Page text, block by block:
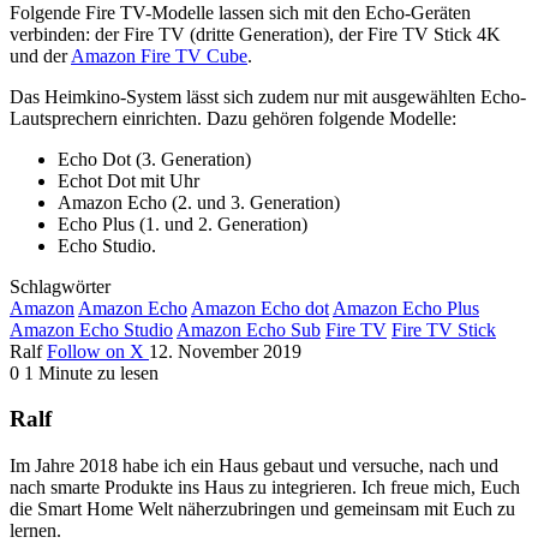
Folgende Fire TV-Modelle lassen sich mit den Echo-Geräten
verbinden: der Fire TV (dritte Generation), der Fire TV Stick 4K
und derAmazon Fire TV Cube.
Das Heimkino-System lässt sich zudem nur mit ausgewählten Echo-
Lautsprechern einrichten. Dazu gehören folgende Modelle:
Echo Dot (3. Generation)
Echot Dot mit Uhr
Amazon Echo (2. und 3. Generation)
Echo Plus (1. und 2. Generation)
Echo Studio.
Schlagwörter
Amazon Amazon Echo Amazon Echo dot Amazon Echo Plus
Amazon Echo Studio Amazon Echo Sub Fire TV Fire TV Stick
Ralf Follow on X 12. November 2019
0 1 Minute zu lesen
Ralf
Im Jahre 2018 habe ich ein Haus gebaut und versuche, nach und
nach smarte Produkte ins Haus zu integrieren. Ich freue mich, Euch
die Smart Home Welt näherzubringen und gemeinsam mit Euch zu
lernen.